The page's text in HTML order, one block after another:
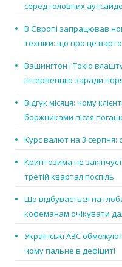
серед головних
В Європі запрацював
техніки: що про це
Вашингтон і Токіо
інтервенцію заради
Відгук місяця: чому
боржниками після
Курс валют на 3 серпня:
Криптозима не
третій квартал поспіль
Що відбувається на
кофеманам очікувати
Українські АЗС
чому пальне в дефіциті